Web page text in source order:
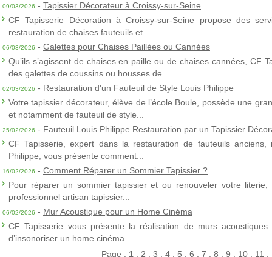
09/03/2026 - Tapissier Décorateur à Croissy-sur-Seine
CF Tapisserie Décoration à Croissy-sur-Seine propose des
restauration de chaises fauteuils et...
06/03/2026 - Galettes pour Chaises Paillées ou Cannées
Qu’ils s’agissent de chaises en paille ou de chaises cannées, CF
des galettes de coussins ou housses de...
02/03/2026 - Restauration d'un Fauteuil de Style Louis Philippe
Votre tapissier décorateur, élève de l’école Boule, possède une
et notamment de fauteuil de style...
25/02/2026 - Fauteuil Louis Philippe Restauration par un Tapissier
CF Tapisserie, expert dans la restauration de fauteuils
Philippe, vous présente comment...
16/02/2026 - Comment Réparer un Sommier Tapissier ?
Pour réparer un sommier tapissier et ou renouveler votre
professionnel artisan tapissier...
06/02/2026 - Mur Acoustique pour un Home Cinéma
CF Tapisserie vous présente la réalisation de murs
d’insonoriser un home cinéma.
Page : 1. 2 3 4. 5 6 7 8 9 10. 11